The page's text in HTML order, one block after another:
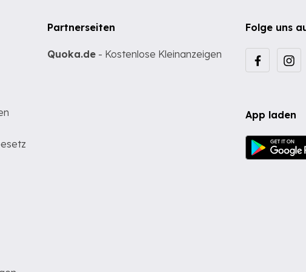
Folge uns
App laden
Partnerseiten
Quoka.de - Kostenlose Kleinanzeigen